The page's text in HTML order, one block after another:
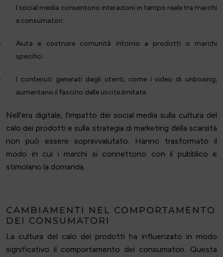
I social media consentono interazioni in tempo reale tra marchi
e consumatori.
Aiuta a costruire comunità intorno a prodotti o marchi
specifici.
I contenuti generati dagli utenti, come i video di unboxing,
aumentano il fascino delle uscite limitate.
Nell'era digitale, l'impatto dei social media sulla cultura del
calo dei prodotti e sulla strategia di marketing della scarsità
non può essere sopravvalutato. Hanno trasformato il
modo in cui i marchi si connettono con il pubblico e
stimolano la domanda.
CAMBIAMENTI NEL COMPORTAMENTO
DEI CONSUMATORI
La cultura del calo dei prodotti ha influenzato in modo
significativo il comportamento dei consumatori. Questa